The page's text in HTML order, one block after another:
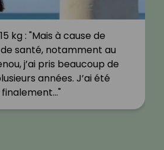
kg : "Mais à cause de
santé, notamment au
j’ai pris beaucoup de
années. J’ai été
finalement…"